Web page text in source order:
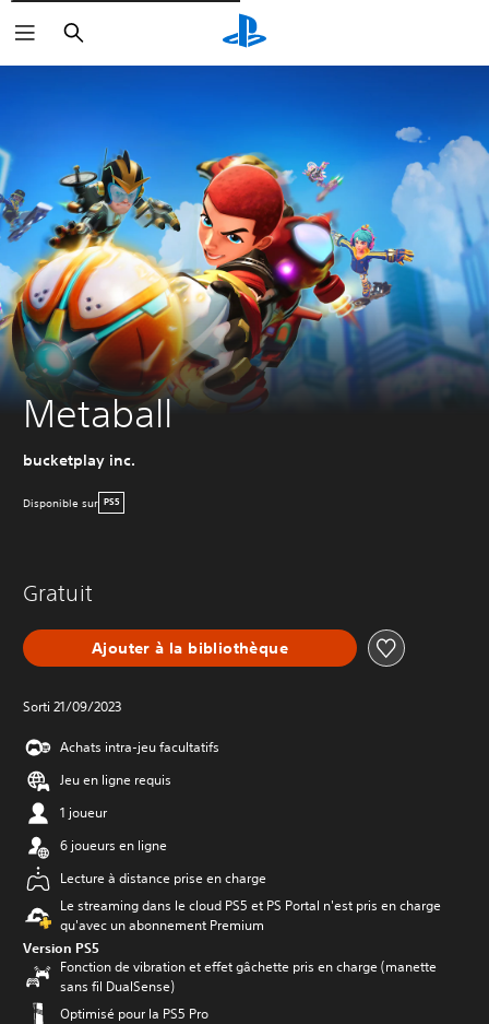
Rechercher
Metaball
bucketplay inc.
Disponible sur PS5
Gratuit
Ajouter à la bibliothèque
Sorti 21/09/2023
Achats intra-jeu facultatifs
Jeu en ligne requis
1 joueur
6 joueurs en ligne
Lecture à distance prise en charge
Le streaming dans le cloud PS5 et PS Portal n'est pris en charge
qu'avec un abonnement Premium
Version PS5
Fonction de vibration et effet gâchette pris en charge (manette
sans fil DualSense)
Optimisé pour la PS5 Pro